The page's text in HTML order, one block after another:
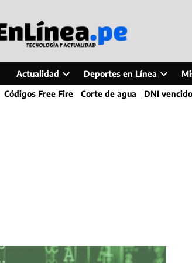
Actualidad
Open
dropdown
Deportes en Línea
Open
dropdown
Códigos Free Fire Corte de agua DNI vencido